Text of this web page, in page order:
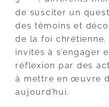
de susciter un
des témoins et
de la foi chrétienne.
invités à s’engager
réflexion par des
à mettre en œuvre
aujourd’hui.